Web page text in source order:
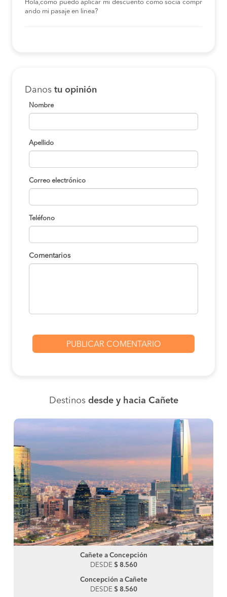
Hola,como puedo aplicar mi descuento como socia compr
ando mi pasaje en linea?
Danos tu opinión
Nombre
Apellido
Correo electrónico
Teléfono
Comentarios
Destinos desde y hacia Cañete
Cañete a Concepción
DESDE $ 8.560
Concepción a Cañete
DESDE $ 8.560